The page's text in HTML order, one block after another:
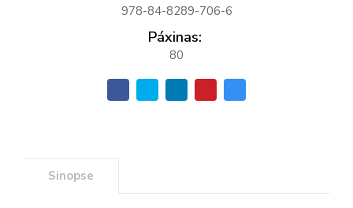
978-84-8289-706-6
Páxinas:
80
Sinopse